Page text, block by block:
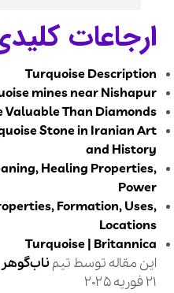
ارجاعات
Turquoise Description
mines near Nishapur
Valuable Than Diamonds
Stone in Iranian Art
and History
Healing Properties,
Power
Formation, Uses,
Locations
Turquoise | Britannica
این مقاله توسط تیمناب‌گوهر
21 فوریه 2025